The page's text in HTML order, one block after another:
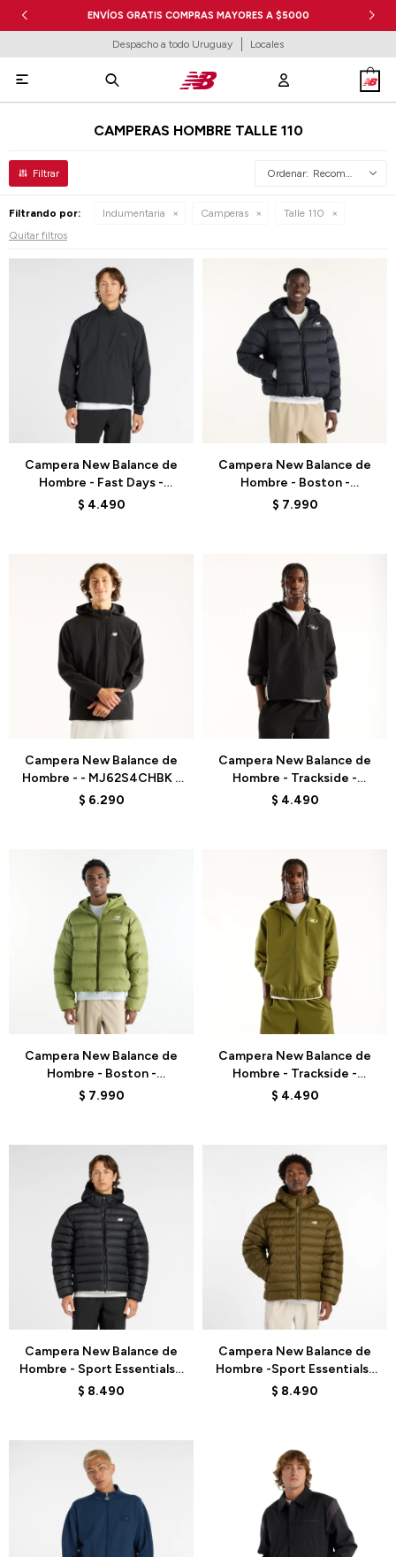
ENVÍOS GRATIS COMPRAS MAYORES A $5000
Despacho a todo Uruguay Locales

CAMPERAS HOMBRE TALLE 110
Recomendados
Filtrando por: Indumentaria Camperas
Talle 110
Quitar filtros
Campera New Balance de
Hombre - Fast Days -
MJ6126S5BK - BLACK
$ 4.490
Campera New Balance de
Hombre - Boston -
MJ62G17OBK - BLACK
$ 7.990
Campera New Balance de
Hombre - - MJ62S4CHBK -
BLACK
$ 6.290
Campera New Balance de
Hombre - Trackside -
MJ62Y8SJBK - BLACK
$ 4.490
Campera New Balance de
Hombre - Boston -
MJ62G17OGEE - GREEN
$ 7.990
Talle
Campera New Balance de
Hombre - Trackside -
MJ62Y8SJGEE - GREEN
$ 4.490
Campera New Balance de
Hombre - Sport Essentials -
MO53500BK - BLACK
$ 8.490
Talle
Campera New Balance de
Hombre -Sport Essentials-
MO53500WDL - BROWN
$ 8.490